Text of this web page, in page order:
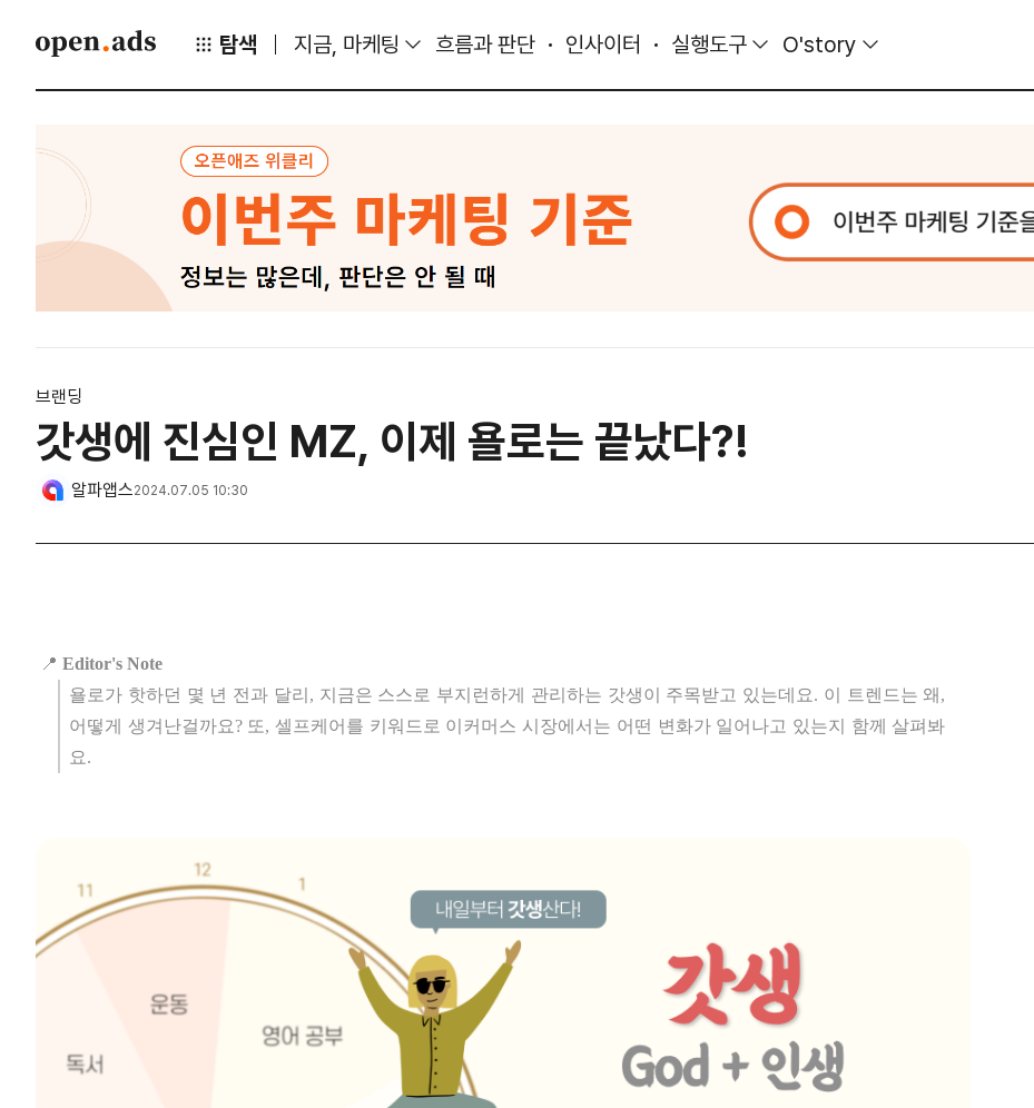
탐색 지금, 마케팅 흐름과 판단 인사이터 실행도구 O'story
브랜딩
갓생에 진심인 MZ, 이제 욜로는 끝났다?!
알파앱스2024.07.05 10:30
📍 Editor's Note
욜로가 핫하던 몇 년 전과 달리, 지금은 스스로 부지런하게 관리하는 갓생이 주목받고 있는데요. 이 트렌드는 왜,
어떻게 생겨난걸까요? 또, 셀프케어를 키워드로 이커머스 시장에서는 어떤 변화가 일어나고 있는지 함께 살펴봐
요.